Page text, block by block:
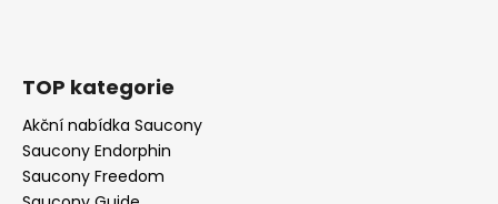
TOP kategorie
Akční nabídka Saucony
Saucony Endorphin
Saucony Freedom